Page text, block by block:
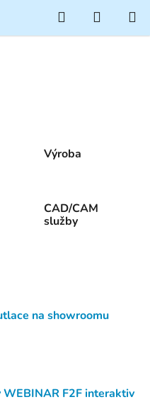
Hledat
KOŠÍK
Výroba
CAD/CAM
služby
na showroomu
F2F interaktiv